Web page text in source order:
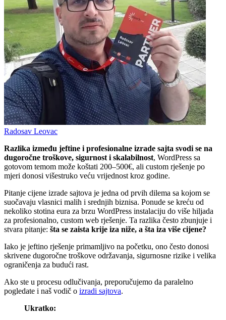
Radosav Leovac
Razlika između jeftine i profesionalne izrade sajta svodi se na
dugoročne troškove, sigurnost i skalabilnost, WordPress sa
gotovom temom može koštati 200–500€, ali custom rješenje po
mjeri donosi višestruko veću vrijednost kroz godine.
Pitanje cijene izrade sajtova je jedna od prvih dilema sa kojom se
suočavaju vlasnici malih i srednjih biznisa. Ponude se kreću od
nekoliko stotina eura za brzu WordPress instalaciju do više hiljada
za profesionalno, custom web rješenje. Ta razlika često zbunjuje i
stvara pitanje: šta se zaista krije iza niže, a šta iza više cijene?
Iako je jeftino rješenje primamljivo na početku, ono često donosi
skrivene dugoročne troškove održavanja, sigurnosne rizike i velika
ograničenja za budući rast.
Ako ste u procesu odlučivanja, preporučujemo da paralelno
pogledate i naš vodič o izradi sajtova.
Ukratko: